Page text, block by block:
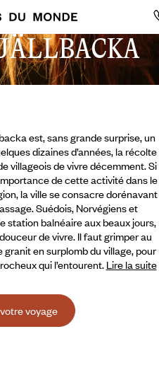
est, sans grande surprise, un
dizaines d’années, la récolte
villageois de vivre décemment. Si
de cette activité dans le
la ville se consacre dorénavant
Suédois, Norvégiens et
balnéaire aux beaux jours,
de vivre. Il faut grimper au
en surplomb du village,pour
qui l’entourent. Lire la suite
voyage